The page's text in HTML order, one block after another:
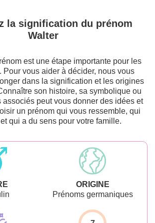
la signification du prénom
Walter
est une étape importante pour les
Pour vous aider à décider, nous vous
dans la signification et les origines
son histoire, sa symbolique ou
associés peut vous donner des idées et
un prénom qui vous ressemble, qui
qui a du sens pour votre famille.
ORIGINE
Prénoms germaniques